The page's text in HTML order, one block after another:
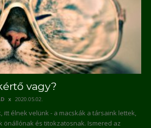
vagy?
2020.05.02.
itt élnek velünk - a macskák a társaink lettek,
önállónak és titokzatosnak. Ismered az